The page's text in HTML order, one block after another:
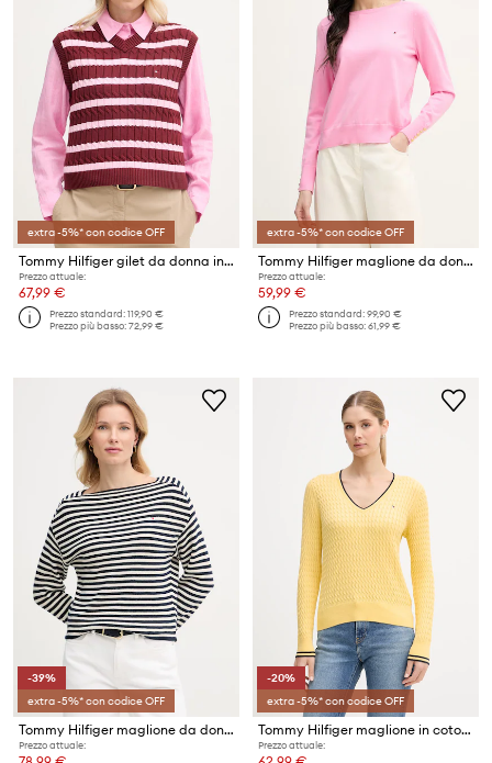
extra -5%* con codice OFF
Tommy Hilfiger gilet da donna in cotone
Prezzo attuale:
67,99 €
Prezzo standard:119,90 €
Prezzo più basso:72,99 €
extra -5%* con codice OFF
Tommy Hilfiger maglione da donna con cotone
Prezzo attuale:
59,99 €
Prezzo standard:99,90 €
Prezzo più basso:61,99 €
-39%
extra -5%* con codice OFF
Tommy Hilfiger maglione da donna in cotone
Prezzo attuale:
-20%
extra -5%* con codice OFF
Tommy Hilfiger maglione in cotone
Prezzo attuale: